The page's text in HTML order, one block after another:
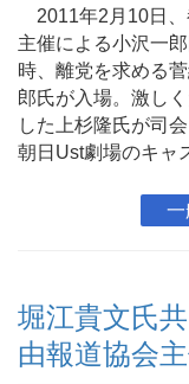
2011年2月10日、
主催による小沢一
時、離党を求める
郎氏が入場。激し
した上杉隆氏が司
朝日Ust劇場のキャ
一
堀江貴文氏
由報道協会